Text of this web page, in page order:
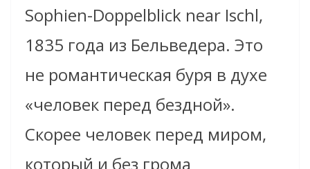
Sophien-Doppelblick near Ischl,
1835 года из Бельведера. Это
не романтическая буря в духе
«человек перед бездной».
Скорее человек перед миром,
который и без грома